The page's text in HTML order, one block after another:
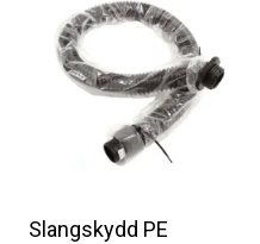
Slangskydd PE